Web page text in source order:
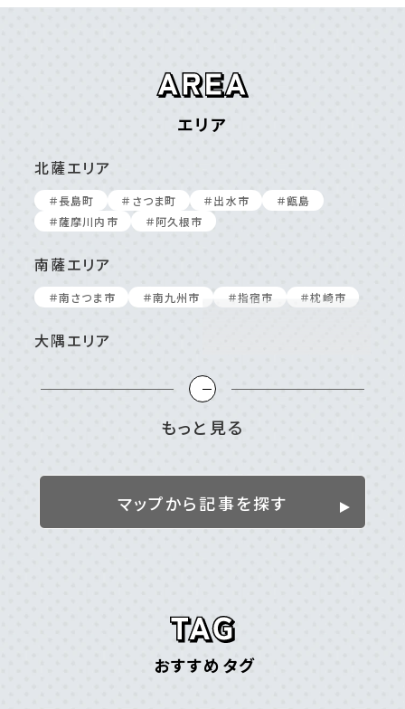
エリア
もっと見る
北薩エリア
＃⻑島町 ＃さつま町 ＃出⽔市
＃甑島
＃薩摩川内市
＃阿久根市
南薩エリア
＃南さつま市 ＃南九州市 ＃指宿市 ＃枕崎市
大隅エリア
＃⿅屋市
＃垂⽔市
＃志布志市 ＃曽於市
＃肝付町
離島
マップから記事を探す
おすすめタグ